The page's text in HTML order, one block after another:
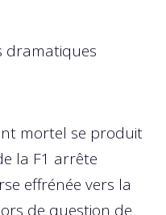
dramatiques
mortel se produit
la F1 arrête
effrénée vers la
de question de